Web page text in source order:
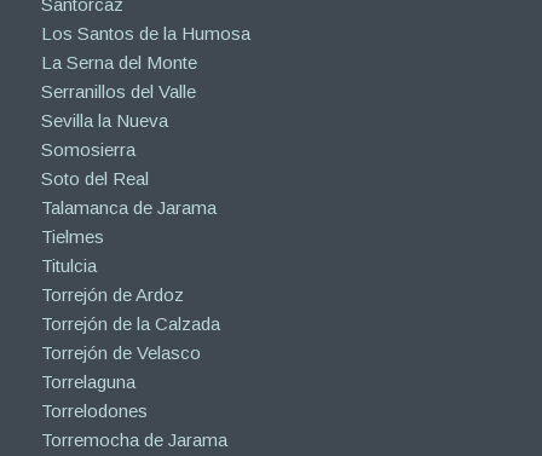
Los Santos de la Humosa
La Serna del Monte
Serranillos del Valle
Sevilla la Nueva
Somosierra
Soto del Real
Talamanca de Jarama
Tielmes
Titulcia
Torrejón de Ardoz
Torrejón de la Calzada
Torrejón de Velasco
Torrelaguna
Torrelodones
Torremocha de Jarama